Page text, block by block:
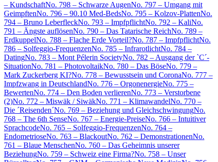
– KundschaftNo. 798 – Schwarze AugenNo. 797 – Umgang mit
GeimpftenNo. 796 – 90.10 Med-BedsNo. 795 – Kolzov-PlattenNo.
794 – Bruno LeberfleckNo. 793 – ImpfpflichtNo. 792 – KaliNo.
791 – Ängste auflösenNo. 790 – Das Tatarische ReichNo. 789 –
ErdkuppelNo. 788 – Flache Erde Vorteil?No. 787 – ImpfpflichtNo.
786 – Solfeggio-FrequenzenNo. 785 – InfrarotlichtNo. 784 –
DatingNo. 783 – Mont Pélerin SocietyNo. 782 – Ausgang der `C´-
SituationNo. 781 – PhotovoltaikNo. 780 – Das BöseNo. 779 –
Mark Zuckerberg KI?No. 778 – Bewusstsein und CoronaNo. 777 –
Impfzwang in DeutschlandNo. 776 – OrgonenergieNo. 775 –
BewertenNo. 774 – Den Boden verlierenNo. 773 – Verstorbene
(2)No. 772 – Miswäk / SiwäkNo. 771 – KlimawandelNo. 770 –
Die ´Reisenden´No. 769 – Beziehung und GleichschwingungNo.
768 – The 6th SenseNo. 767 – Energie-PreiseNo. 766 – Intuitiver
SprachcodeNo. 765 – Solfeggio-FrequenzenNo. 764 –
EndometrioseNo. 763 – BlackoutNo. 762 – DemonstrationenNo.
761 – Blaue MenschenNo. 760 – Das Geheimnis unserer
BeziehungNo. 759 – Schweiz eine Firma?No. 758 – Unser